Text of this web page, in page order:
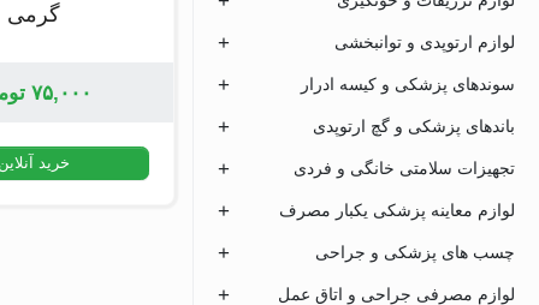
لوازم ارتوپدی و توانبخشی
سوندهای پزشکی و کیسه ادرار
باندهای پزشکی و گچ ارتوپدی
تجهیزات سلامتی خانگی و فردی
لوازم معاینه پزشکی یکبار مصرف
چسب های پزشکی و جراحی
لوازم مصرفی جراحی و اتاق عمل
گرمی
۷۵,۰۰۰
خرید